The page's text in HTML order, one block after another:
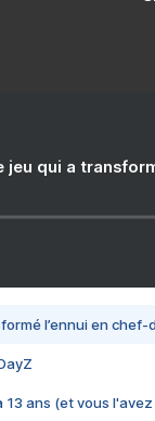
jeu qui a
l’ennui en chef-
13 ans (et vous